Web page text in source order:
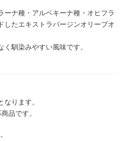
ーナ種・アルベキーナ種・オヒフラ
したエキストラバージンオリーブオ
馴染みやすい風味です。
ります。
品です。